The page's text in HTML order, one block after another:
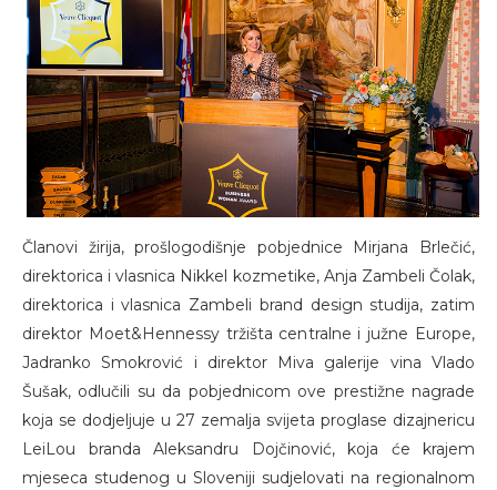
Članovi žirija, prošlogodišnje pobjednice Mirjana Brlečić,
direktorica i vlasnica Nikkel kozmetike, Anja Zambeli Čolak,
direktorica i vlasnica Zambeli brand design studija, zatim
direktor Moet&Hennessy tržišta centralne i južne Europe,
Jadranko Smokrović i direktor Miva galerije vina Vlado
Šušak, odlučili su da pobjednicom ove prestižne nagrade
koja se dodjeljuje u 27 zemalja svijeta proglase dizajnericu
LeiLou branda Aleksandru Dojčinović, koja će krajem
mjeseca studenog u Sloveniji sudjelovati na regionalnom